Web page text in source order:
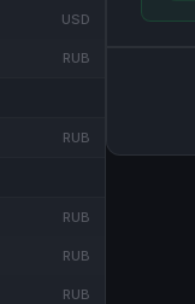
USD
RUB
RUB
RUB
RUB
RUB